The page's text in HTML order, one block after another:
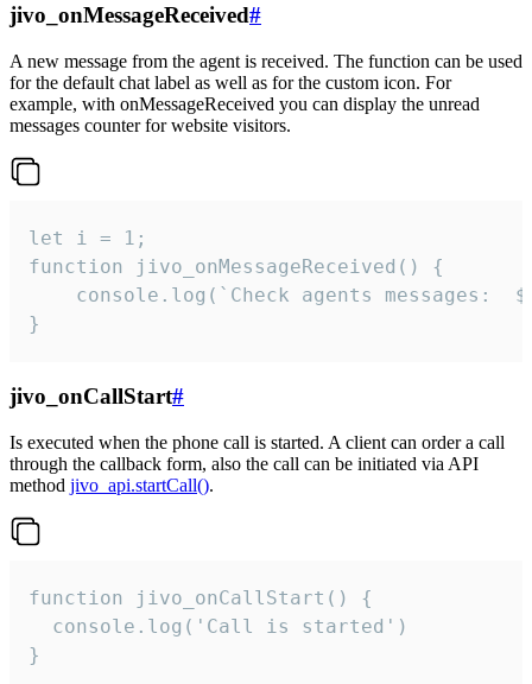
jivo_onMessageReceived#
A new message from the agent is received. The function can be used
for the default chat label as well as for the custom icon. For
example, with onMessageReceived you can display the unread
messages counter for website visitors.
let i = 1;
function jivo_onMessageReceived() {
}
jivo_onCallStart#
Is executed when the phone call is started. A client can order a call
through the callback form, also the call can be initiated via API
method jivo_api.startCall().
function jivo_onCallStart() {
  console.log('Call is started')
}